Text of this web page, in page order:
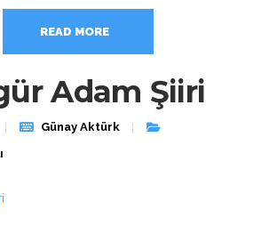
READ MORE
Adam Şiiri
Günay Aktürk
için